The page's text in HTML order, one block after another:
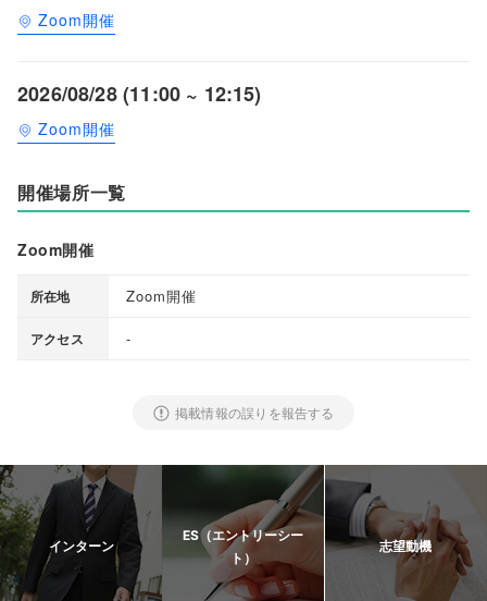
Zoom開催
2026/08/28 (11:00 ~ 12:15)
Zoom開催
開催場所一覧
Zoom開催
所在地 Zoom開催
アクセス -
掲載情報の誤りを報告する
インターン
ES（エントリーシー
ト）
志望動機